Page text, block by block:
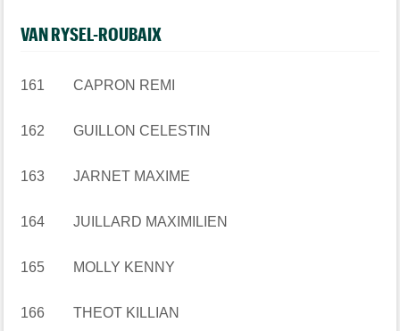
VAN RYSEL-ROUBAIX
161 CAPRON REMI
162 GUILLON CELESTIN
163 JARNET MAXIME
164 JUILLARD MAXIMILIEN
165 MOLLY KENNY
166 THEOT KILLIAN